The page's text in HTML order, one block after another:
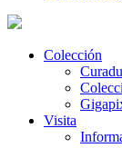
Colección
Visita